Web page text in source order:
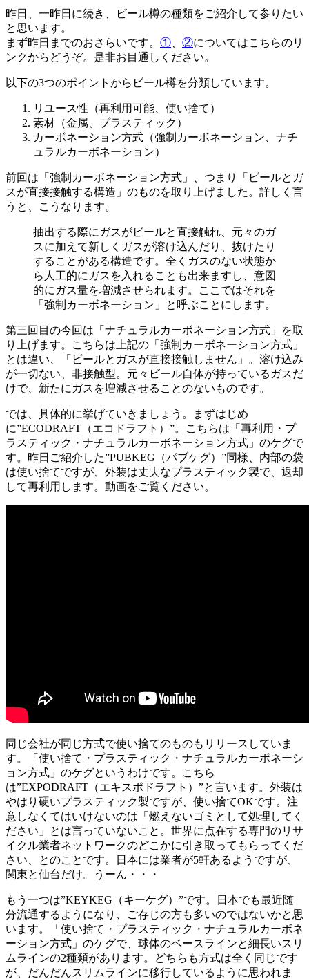
昨日、一昨日に続き、ビール樽の種類をご紹介して参りたい
と思います。
まず昨日までのおさらいです。 ① ②についてはこちらのリ
ンクからどうぞ。是非お目通しください。
以下の3つのポイントからビール樽を分類しています。
リユース性（再利用可能、使い捨て）
素材（金属、プラスティック）
カーボネーション方式（強制カーボネーション、ナチ
ュラルカーボネーション）
前回は「強制カーボネーション方式」、つまり「ビールとガ
スが直接接触する構造」のものを取り上げました。詳しく言
うと、こうなります。
抽出する際にガスがビールと直接触れ、元々のガ
スに加えて新しくガスが溶け込んだり、抜けたり
することがある構造です。全くガスのない状態か
ら人工的にガスを入れることも出来ますし、意図
的にガス量を増減させられます。ここではそれを
「強制カーボネーション」と呼ぶことにします。
第三回目の今回は「ナチュラルカーボネーション方式」を取
り上げます。こちらは上記の「強制カーボネーション方式」
とは違い、「ビールとガスが直接接触しません」。溶け込み
が一切ない、非接触型。元々ビール自体が持っているガスだ
けで、新たにガスを増減させることのないものです。
では、具体的に挙げていきましょう。まずはじめ
に”ECODRAFT（エコドラフト）”。こちらは「再利用・プ
ラスティック・ナチュラルカーボネーション方式」のケグで
す。昨日ご紹介した”PUBKEG（パブケグ）”同様、内部の袋
は使い捨てですが、外装は丈夫なプラスティック製で、返却
して再利用します。動画をご覧ください。
同じ会社が同じ方式で使い捨てのものもリリースしていま
す。「使い捨て・プラスティック・ナチュラルカーボネーシ
ョン方式」のケグというわけです。こちら
は”EXPODRAFT（エキスポドラフト）”と言います。外装は
やはり硬いプラスティック製ですが、使い捨てOKです。注
意しなくてはいけないのは「燃えないゴミとして処理してく
ださい」とは言っていないこと。世界に点在する専門のリサ
イクル業者ネットワークのどこかに引き取ってもらってくだ
さい、とのことです。日本には業者が5軒あるようですが、
関東と仙台だけ。うーん・・・
もう一つは”KEYKEG（キーケグ）”です。日本でも最近随
分流通するようになり、ご存じの方も多いのではないかと思
います。「使い捨て・プラスティック・ナチュラルカーボネ
ーション方式」のケグで、球体のベースラインと細長いスリ
ムラインの2種類があります。どちらも方式は全く同じです
が、だんだんスリムラインに移行しているように思われま